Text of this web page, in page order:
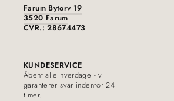
Farum Bytorv 19
3520 Farum
CVR.: 28674473
KUNDESERVICE
Åbent alle hverdage - vi
garanterer svar indenfor 24
timer.